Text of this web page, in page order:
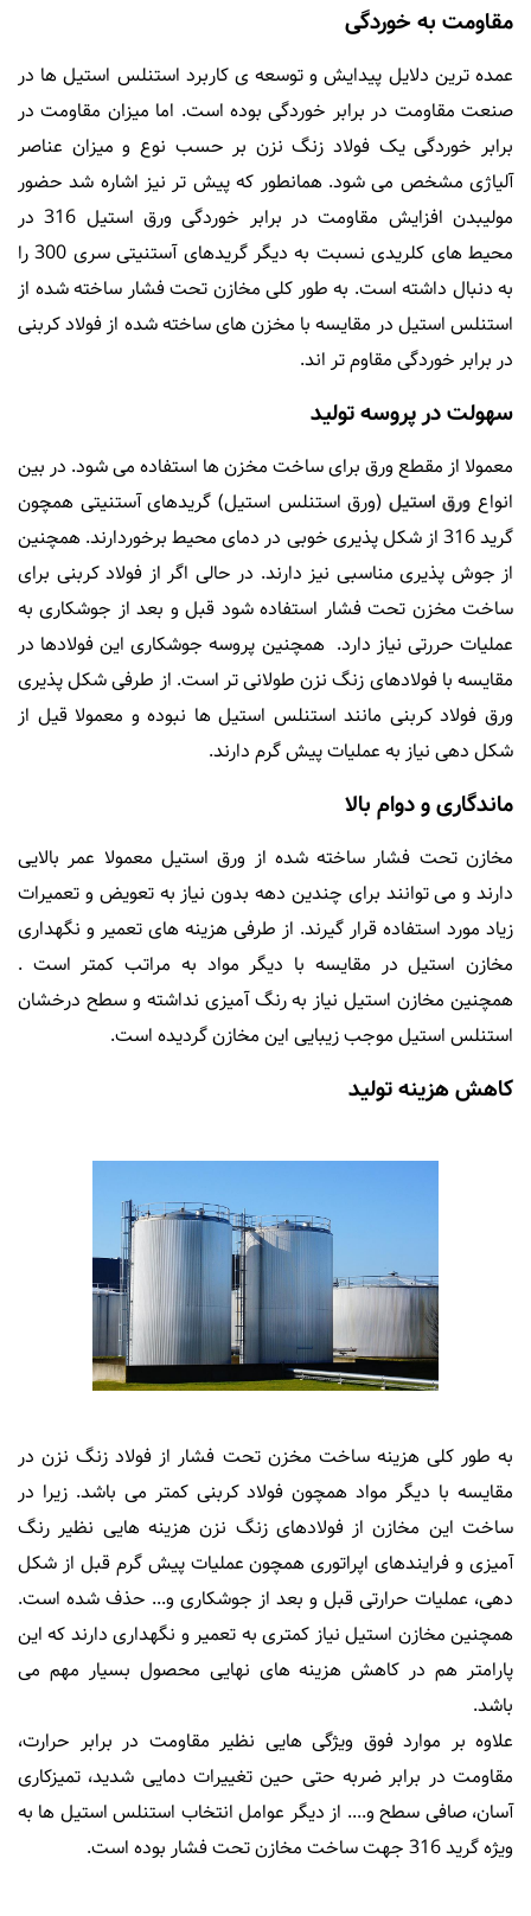
مقاومت به خوردگی
عمده ترین دلایل پیدایش و توسعه ی کاربرد استنلس استیل ها در
صنعت مقاومت در برابر خوردگی بوده است. اما میزان مقاومت در
برابر خوردگی یک فولاد زنگ نزن بر حسب نوع و میزان عناصر
آلیاژی مشخص می شود. همانطور که پیش تر نیز اشاره شد حضور
مولیبدن افزایش مقاومت در برابر خوردگی ورق استیل 316 در
محیط های کلریدی نسبت به دیگر گریدهای آستنیتی سری 300 را
به دنبال داشته است. به طور کلی مخازن تحت فشار ساخته شده از
استنلس استیل در مقایسه با مخزن های ساخته شده از فولاد کربنی
در برابر خوردگی مقاوم تر اند.
سهولت در پروسه تولید
معمولا از مقطع ورق برای ساخت مخزن ها استفاده می شود. در بین
انواع ورق استیل (ورق استنلس استیل) گریدهای آستنیتی همچون
گرید 316 از شکل پذیری خوبی در دمای محیط برخوردارند. همچنین
از جوش پذیری مناسبی نیز دارند. در حالی اگر از فولاد کربنی برای
ساخت مخزن تحت فشار استفاده شود قبل و بعد از جوشکاری به
عملیات حررتی نیاز دارد. همچنین پروسه جوشکاری این فولادها در
مقایسه با فولادهای زنگ نزن طولانی تر است. از طرفی شکل پذیری
ورق فولاد کربنی مانند استنلس استیل ها نبوده و معمولا قیل از
شکل دهی نیاز به عملیات پیش گرم دارند.
ماندگاری و دوام بالا
مخازن تحت فشار ساخته شده از ورق استیل معمولا عمر بالایی
دارند و می توانند برای چندین دهه بدون نیاز به تعویض و تعمیرات
زیاد مورد استفاده قرار گیرند. از طرفی هزینه های تعمیر و نگهداری
مخازن استیل در مقایسه با دیگر مواد به مراتب کمتر است .
همچنین مخازن استیل نیاز به رنگ آمیزی نداشته و سطح درخشان
استنلس استیل موجب زیبایی این مخازن گردیده است.
کاهش هزینه تولید
به طور کلی هزینه ساخت مخزن تحت فشار از فولاد زنگ نزن در
مقایسه با دیگر مواد همچون فولاد کربنی کمتر می باشد. زیرا در
ساخت این مخازن از فولادهای زنگ نزن هزینه هایی نظیر رنگ
آمیزی و فرایندهای اپراتوری همچون عملیات پیش گرم قبل از شکل
دهی، عملیات حرارتی قبل و بعد از جوشکاری و... حذف شده است.
همچنین مخازن استیل نیاز کمتری به تعمیر و نگهداری دارند که این
پارامتر هم در کاهش هزینه های نهایی محصول بسیار مهم می
باشد.
علاوه بر موارد فوق ویژگی هایی نظیر مقاومت در برابر حرارت،
مقاومت در برابر ضربه حتی حین تغییرات دمایی شدید، تمیزکاری
آسان، صافی سطح و.... از دیگر عوامل انتخاب استنلس استیل ها به
ویژه گرید 316 جهت ساخت مخازن تحت فشار بوده است.